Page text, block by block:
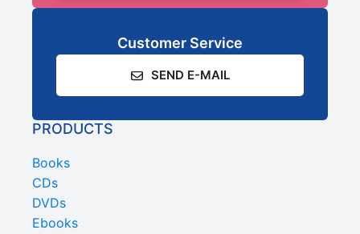
Customer Service
SEND E-MAIL
PRODUCTS
Books
CDs
DVDs
Ebooks